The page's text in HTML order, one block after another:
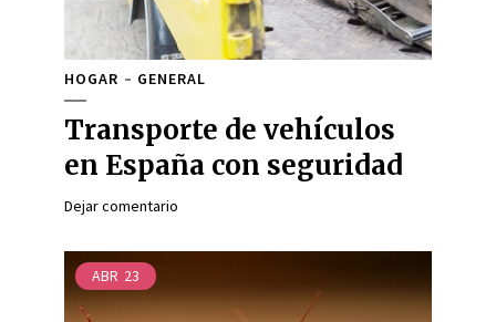
HOGAR GENERAL
Transporte de vehículos
en España con seguridad
Dejar comentario
ABR 23